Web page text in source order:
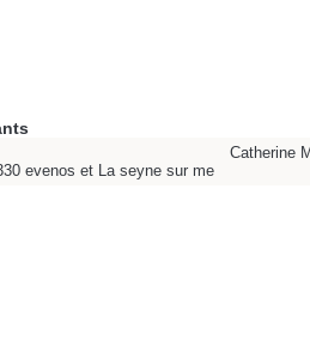
evenos et La seyne sur me
Catherine